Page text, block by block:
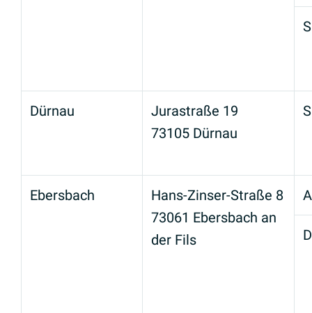
Dürnau
Jurastraße 19
73105 Dürnau
Ebersbach
Hans-Zinser-Straße 8
73061 Ebersbach an
der Fils